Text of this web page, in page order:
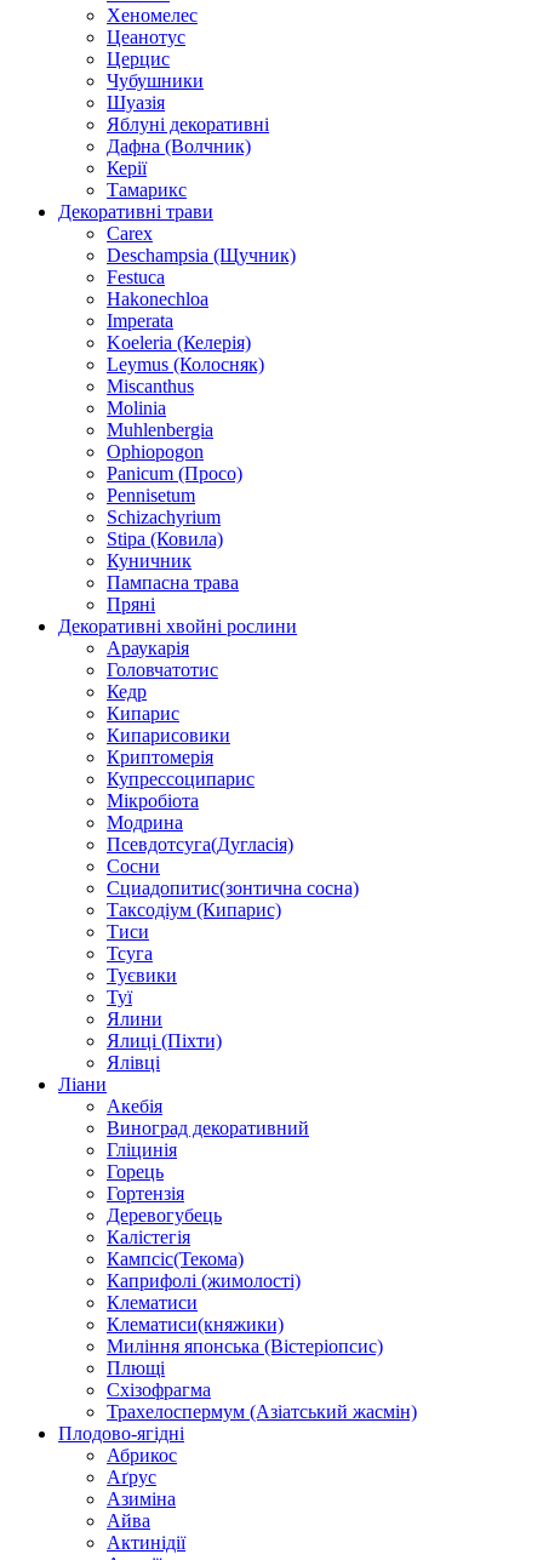
Хеномелес
Цеанотус
Церцис
Чубушники
Шуазія
Яблуні декоративні
Дафна (Волчник)
Керії
Тамарикс
Декоративні трави
Carex
Deschampsia (Щучник)
Festuca
Hakonechloa
Imperata
Koeleria (Келерія)
Leymus (Колосняк)
Miscanthus
Molinia
Muhlenbergia
Ophiopogon
Panicum (Просо)
Pennisetum
Schizachyrium
Stipa (Ковила)
Куничник
Пампасна трава
Пряні
Декоративні хвойні рослини
Араукарія
Головчатотис
Кедр
Кипарис
Кипарисовики
Криптомерія
Купрессоципарис
Мікробіота
Модрина
Псевдотсуга(Дугласія)
Сосни
Сциадопитис(зонтична сосна)
Таксодіум (Кипарис)
Тиси
Тсуга
Туєвики
Туї
Ялини
Ялиці (Піхти)
Ялівці
Ліани
Акебія
Виноград декоративний
Гліцинія
Горець
Гортензія
Деревогубець
Калістегія
Кампсіс(Текома)
Каприфолі (жимолості)
Клематиси
Клематиси(княжики)
Миління японська (Вістеріопсис)
Плющі
Схізофрагма
Трахелоспермум (Азіатський жасмін)
Плодово-ягідні
Абрикос
Аґрус
Азиміна
Айва
Актинідії